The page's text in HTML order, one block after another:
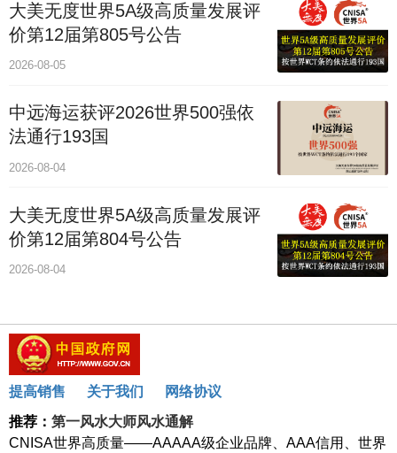
大美无度世界5A级高质量发展评
价第12届第805号公告
2026-08-05
中远海运获评2026世界500强依
法通行193国
2026-08-04
大美无度世界5A级高质量发展评
价第12届第804号公告
2026-08-04
提高销售 关于我们
网络协议
推荐： 第一风水大师风水通解
CNISA世界高质量——AAAAA级企业品牌、AAA信用、世界